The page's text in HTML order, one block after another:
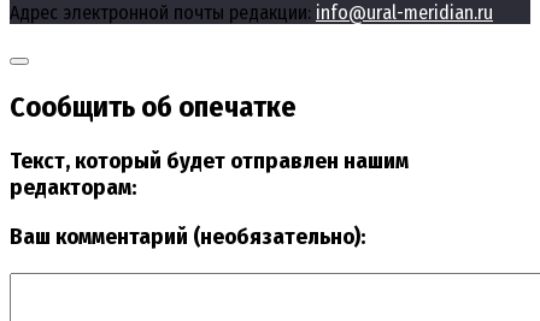
Адрес электронной почты редакции: info@ural-meridian.ru
Сообщить об опечатке
Текст, который будет отправлен нашим
редакторам:
Ваш комментарий (необязательно):